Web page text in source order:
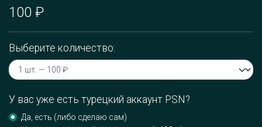
100 ₽
Выберите количество:
У вас уже есть турецкий аккаунт PSN?
Да, есть (либо сделаю сам)